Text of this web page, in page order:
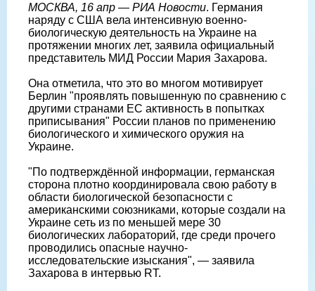
МОСКВА, 16 апр — РИА Новости. Германия
наряду с США вела интенсивную военно-
биологическую деятельность на Украине на
протяжении многих лет, заявила официальный
представитель МИД России Мария Захарова.
Она отметила, что это во многом мотивирует
Берлин "проявлять повышенную по сравнению с
другими странами ЕС активность в попытках
приписывания" России планов по применению
биологического и химического оружия на
Украине.
"По подтверждённой информации, германская
сторона плотно координировала свою работу в
области биологической безопасности с
американскими союзниками, которые создали на
Украине сеть из по меньшей мере 30
биологических лабораторий, где среди прочего
проводились опасные научно-
исследовательские изыскания", — заявила
Захарова в интервью RT.